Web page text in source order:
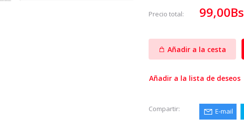
Precio total: 99,00Bs
Añadir a la cesta
Añadir a la lista de deseos
Compartir: E-mail